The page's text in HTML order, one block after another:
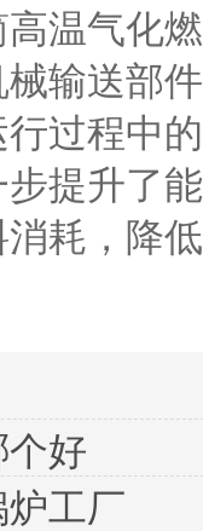
温气化
输送部
过程中
提升了
耗，降
好
炉工厂